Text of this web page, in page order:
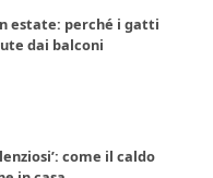
estate: perché i gatti
dai balconi
come il caldo